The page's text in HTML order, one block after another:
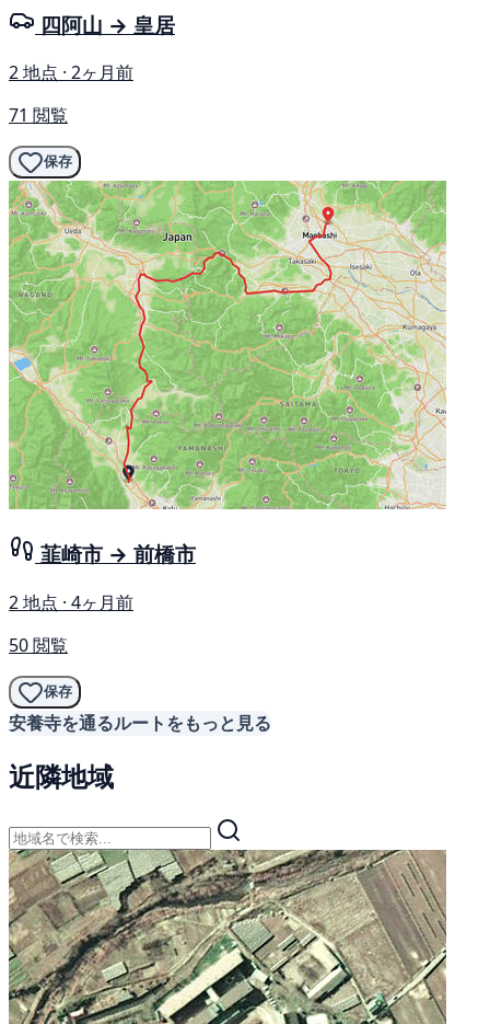
四阿山 → 皇居
2 地点 · 2ヶ月前
71 閲覧
保存
韮崎市 → 前橋市
2 地点 · 4ヶ月前
50 閲覧
保存
安養寺を通るルートをもっと見る
近隣地域